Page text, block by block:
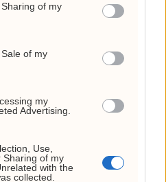
of my
of my
my
Advertising.
Use,
Sharing of my
with the
collected.
truer
Odesa